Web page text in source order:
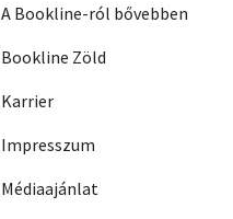
A Bookline-ról bővebben
Bookline Zöld
Karrier
Impresszum
Médiaajánlat